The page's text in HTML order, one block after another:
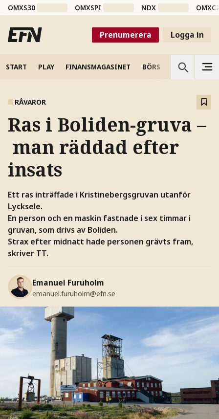
OMXS30 OMXSPI NDX
Prenumerera Logga in
START PLAY FINANSMAGASINET BÖRS VETENSKAP
RÅVAROR
Ras i Boliden-gruva –
man räddad efter
insats
Ett ras inträffade i Kristinebergsgruvan utanför
Lycksele.
En person och en maskin fastnade i sex timmar i
gruvan, som drivs av Boliden.
Strax efter midnatt hade personen grävts fram,
skriver TT.
Emanuel Furuholm
emanuel.furuholm@efn.se